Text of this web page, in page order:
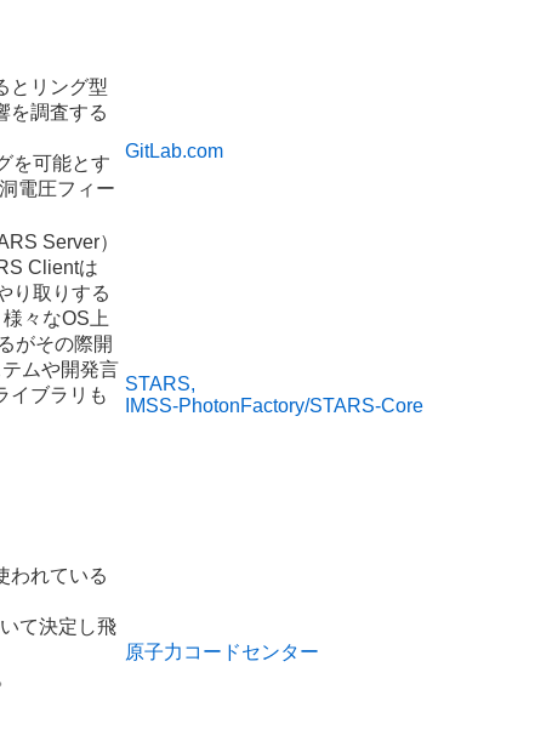
とリング型
を調査する
を可能とす
電圧フィー
GitLab.com
Server）
Clientは
り取りする
々なOS上
がその際開
ムや開発言
イブラリも
STARS,
IMSS-PhotonFactory/STARS-Core
われている
て決定し飛
原子力コードセンター